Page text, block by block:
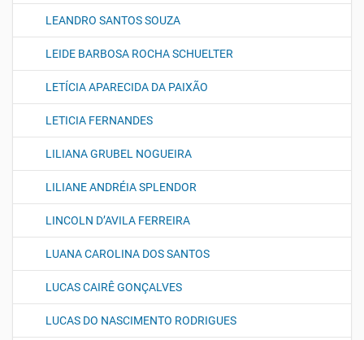
LEANDRO SANTOS SOUZA
LEIDE BARBOSA ROCHA SCHUELTER
LETÍCIA APARECIDA DA PAIXÃO
LETICIA FERNANDES
LILIANA GRUBEL NOGUEIRA
LILIANE ANDRÉIA SPLENDOR
LINCOLN D’AVILA FERREIRA
LUANA CAROLINA DOS SANTOS
LUCAS CAIRÊ GONÇALVES
LUCAS DO NASCIMENTO RODRIGUES